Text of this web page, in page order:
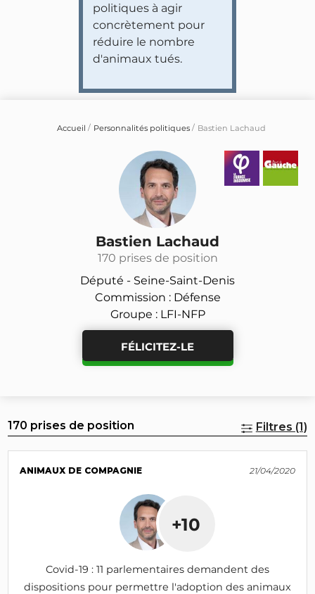
politiques à agir
concrètement pour
réduire le nombre
d'animaux tués.
Accueil Personnalités politiques Bastien Lachaud
Bastien Lachaud
170 prises de position
Député - Seine-Saint-Denis
Commission : Défense
Groupe : LFI-NFP
FÉLICITEZ-LE
170 prises de position Filtres (1)
ANIMAUX DE COMPAGNIE 21/04/2020
+10
Covid-19 : 11 parlementaires demandent des
dispositions pour permettre l'adoption des animaux